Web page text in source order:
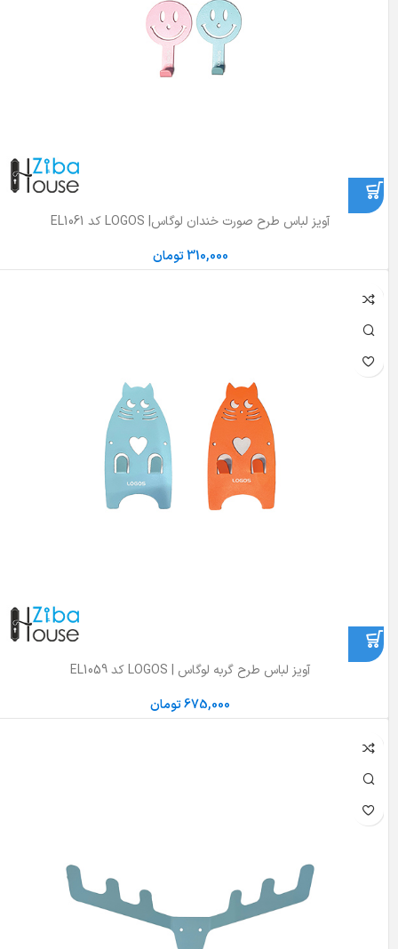
آویز لباس طرح صورت خندان لوگاس| LOGOS کد EL1061
310,000تومان
آویز لباس طرح گربه لوگاس | LOGOS کد EL1059
675,000تومان